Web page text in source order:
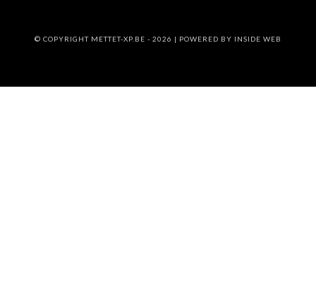
© COPYRIGHT METTET-XP.BE - 2026 | POWERED BY INSIDE WEB